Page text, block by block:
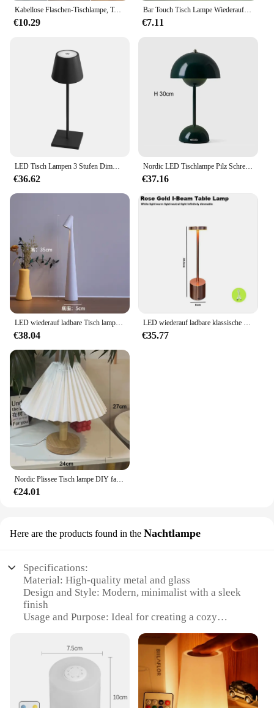
Kabellose Flaschen-Tischlampe, Touch-Steuerung in 3 Farben und stufenlose Dimmung, Nachtlampe, geeignet für Bar, Weinflaschen, Schreibtischbeleuchtung
€10.29
Bar Touch Tisch Lampe Wiederaufladbare Drahtlose Schreibtisch Lampe Tragbare Schlafzimmer Nacht Licht Led-leuchten Dekor für Kaffee Hotel Restaurant
€7.11
LED Tisch Lampen 3 Stufen Dimmbare Drahtlose Led Schreibtisch Lampe Touch Nachtlicht USB Aufladbare Touch Lampe Für Zimmer Studie büro Bar
€36.62
Nordic LED Tischlampe Pilz Schreibtisch Licht Typ-C wiederaufladbare Top Touch Schalter Laterne Raumdekoration Nachtlichter für Schlafzimmer
€37.16
LED wiederauf ladbare Tisch lampe Restaurant Bar Schreibtisch lampe Dimmen Atmosphäre wasserdicht ip40 Aufladen Touch Switch Dekoration Lampe
€38.04
LED wiederauf ladbare klassische Tisch lampe 3-Farben unendlich dimmbare drahtlose Touch-Steuerung Home Decoration Schlafzimmer kreative Lampe
€35.77
€24.01
Here are the products found in the Nachtlampe
Specifications:
Material: High-quality metal and glass
Design and Style: Modern, minimalist with a sleek
finish
Usage and Purpose: Ideal for creating a cozy
Performance and Property: Energy-efficient LED
lighting with a warm glow
Shape and Size: Compact and space-saving design
Parts and Accessories: Comes with a power adapter